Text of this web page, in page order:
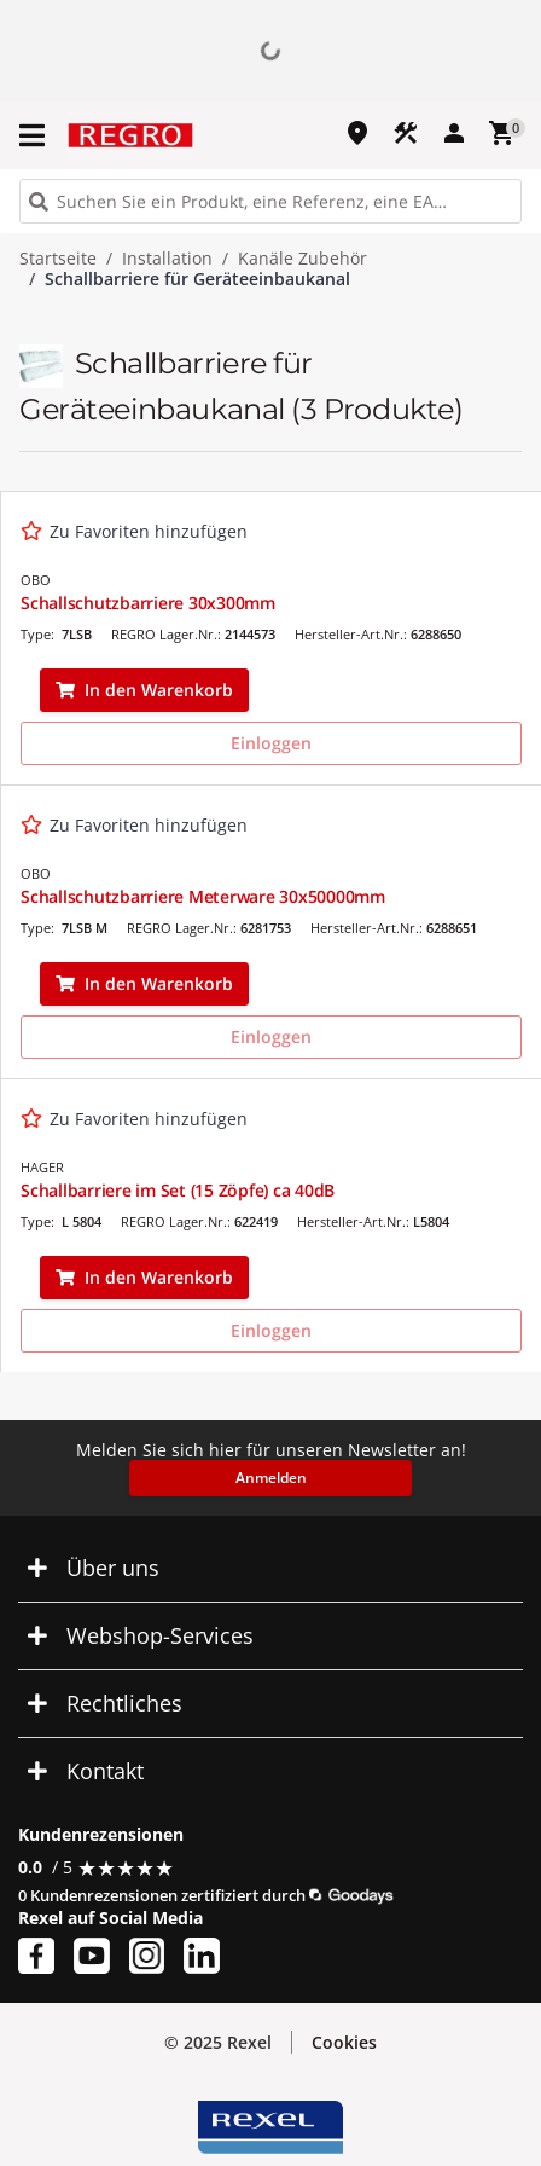
place construction person shopping_cart0
Startseite Installation
Kanäle Zubehör
Schallbarriere für Geräteeinbaukanal
Schallbarriere für
Geräteeinbaukanal (3 Produkte)
Zu Favoriten hinzufügen
OBO
Schallschutzbarriere 30x300mm
REGRO Lager.Nr.: 2144573
Type: 7LSB Hersteller-Art.Nr.: 6288650
In den Warenkorb
Einloggen
Zu Favoriten hinzufügen
OBO
Schallschutzbarriere Meterware 30x50000mm
REGRO Lager.Nr.: 6281753
Type: 7LSB M Hersteller-Art.Nr.: 6288651
In den Warenkorb
Einloggen
Zu Favoriten hinzufügen
HAGER
Schallbarriere im Set (15 Zöpfe) ca 40dB
REGRO Lager.Nr.: 622419
Type: L 5804 Hersteller-Art.Nr.: L5804
In den Warenkorb
Einloggen
Melden Sie sich hier für unseren Newsletter an!
Anmelden
Über uns
Webshop-Services
Rechtliches
Kontakt
Kundenrezensionen
0.0 / 5 ★★★★★
★★★★★
0 Kundenrezensionen zertifiziert durch
Rexel auf Social Media
© 2025 Rexel Cookies